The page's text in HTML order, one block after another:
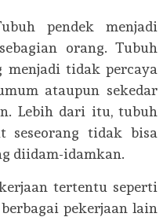
pendek menjadi
orang. Tubuh
menjadi tidak percaya
ataupun sekedar
Lebih dari itu, tubuh
seseorang tidak bisa
diidam-idamkan.
tertentu seperti
pekerjaan lain